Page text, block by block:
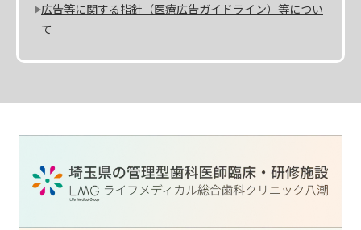
広告等に関する指針（医療広告ガイドライン）等につい
て